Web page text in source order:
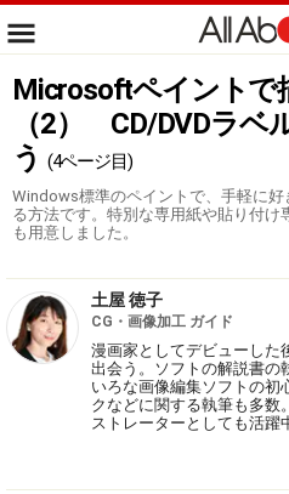
Microsoftペイントで
（2） CD/DVDラベ
う (4ページ目)
Windows標準のペイントで、手軽に
る方法です。特別な専用紙や貼り付
も用意しました。
土屋 徳子
CG・画像加工 ガイド
漫画家としてデビューした
出会う。ソフトの解説書の
いろな画像編集ソフトの初
クなどに関する執筆も多数
ストレーターとしても活躍